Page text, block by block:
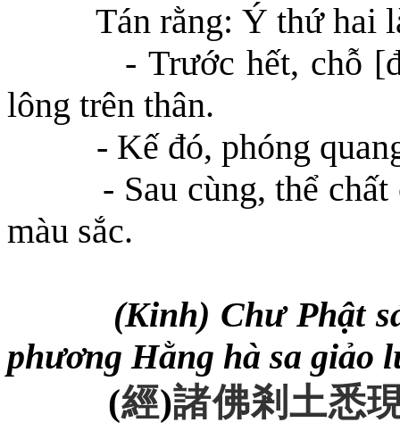
Tán rằng: Ý thứ hai
- Trước hết, chỗ
lông trên thân.
- Kế đó, phóng
- Sau cùng, thể
màu sắc.
(Kinh) Chư Phật
phương Hằng hà sa giảo
(經)諸佛剎土悉